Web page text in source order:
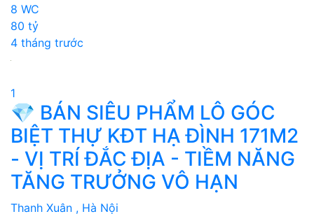
8 WC
80 tỷ
4 tháng trước
1
💎 BÁN SIÊU PHẨM LÔ GÓC
BIỆT THỰ KĐT HẠ ĐÌNH 171M2
- VỊ TRÍ ĐẮC ĐỊA - TIỀM NĂNG
TĂNG TRƯỞNG VÔ HẠN
Thanh Xuân , Hà Nội